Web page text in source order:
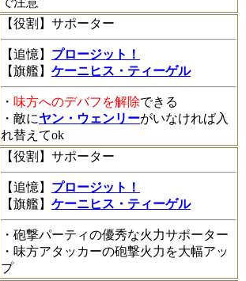
【役割】サポーター
【追憶】 プロージット！
【旗艦】 ケーニヒス・ティーゲル
・ 味方へのデバフを解除できる
・敵にヤン・ウェンリーがいなければ入
れ替えてok
【役割】サポーター
【追憶】 プロージット！
【旗艦】 ケーニヒス・ティーゲル
・砲撃パーティの優秀な火力サポーター
・味方アタッカーの砲撃火力を大幅アッ
プ